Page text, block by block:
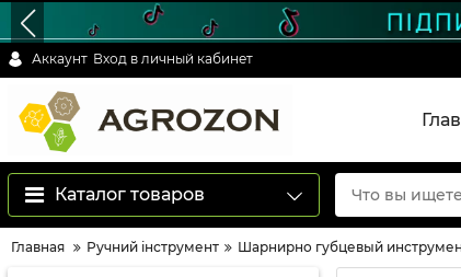
Аккаунт Вход в личный кабинет
Каталог товаров
Главная Ручний інструмент Шарнирно губцевый